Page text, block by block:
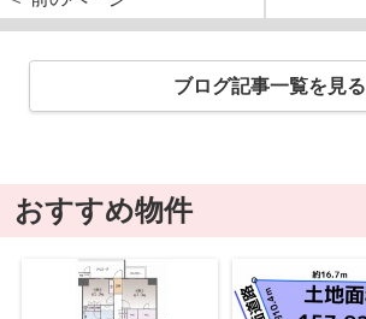
ブログ記事一覧を見る
おすすめ物件